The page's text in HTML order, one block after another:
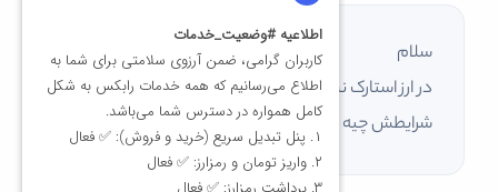
سلام
در ارز استارک نت هنوز هم میشه ، ثبت نام کرد؟
شرایطش چیه ؟ چطوریه؟